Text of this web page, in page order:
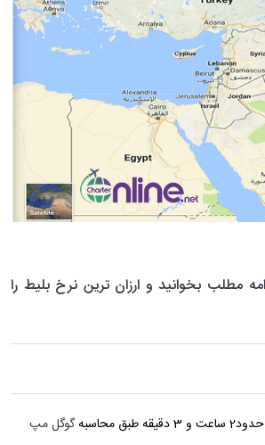
مطلب بخوانید و ارزان ترین نرخ بلیط را
گوگل مپ